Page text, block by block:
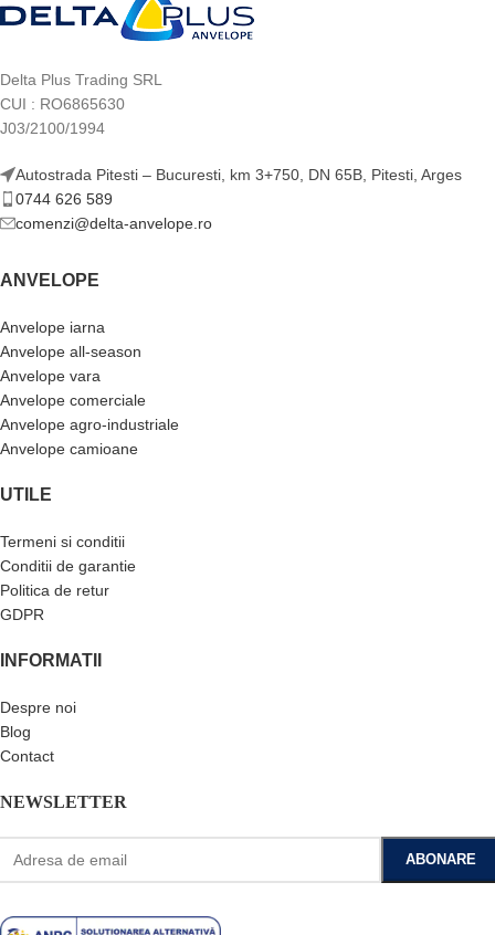
Delta Plus Trading SRL
CUI : RO6865630
J03/2100/1994
Autostrada Pitesti – Bucuresti, km 3+750, DN 65B, Pitesti, Arges
0744 626 589
comenzi@delta-anvelope.ro
ANVELOPE
Anvelope iarna
Anvelope all-season
Anvelope vara
Anvelope comerciale
Anvelope agro-industriale
Anvelope camioane
UTILE
Termeni si conditii
Conditii de garantie
Politica de retur
GDPR
INFORMATII
Despre noi
Blog
Contact
NEWSLETTER